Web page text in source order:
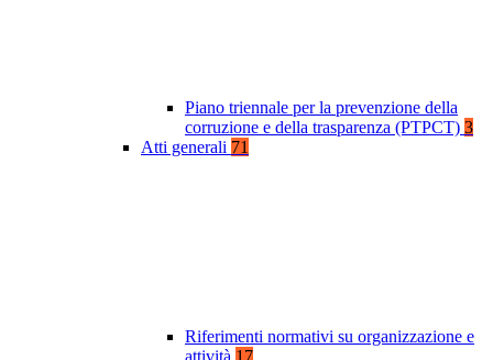
Piano triennale per la prevenzione della
corruzione e della trasparenza (PTPCT) 3
Atti generali 71
Riferimenti normativi su organizzazione e